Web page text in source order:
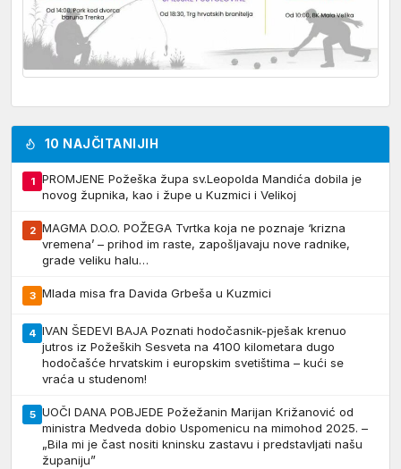
10 NAJČITANIJIH
1
PROMJENE Požeška župa sv.Leopolda Mandića dobila je
novog župnika, kao i župe u Kuzmici i Velikoj
2 MAGMA D.O.O. POŽEGA Tvrtka koja ne poznaje ‘krizna
vremena’ – prihod im raste, zapošljavaju nove radnike,
grade veliku halu…
3 Mlada misa fra Davida Grbeša u Kuzmici
4 IVAN ŠEDEVI BAJA Poznati hodočasnik-pješak krenuo
jutros iz Požeških Sesveta na 4100 kilometara dugo
hodočašće hrvatskim i europskim svetištima – kući se
vraća u studenom!
5 UOČI DANA POBJEDE Požežanin Marijan Križanović od
ministra Medveda dobio Uspomenicu na mimohod 2025. –
„Bila mi je čast nositi kninsku zastavu i predstavljati našu
županiju”